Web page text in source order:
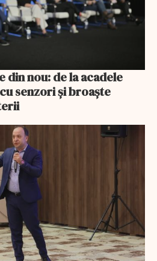
din nou: de la acadele
senzori și broaște